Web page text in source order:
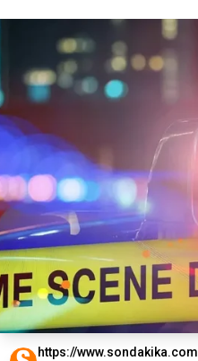
https://www.sondakika.com